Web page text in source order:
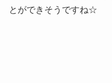
とができそうですね☆